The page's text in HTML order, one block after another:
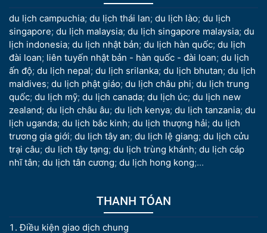
du lịch campuchia; du lịch thái lan; du lịch lào; du lịch
singapore; du lịch malaysia; du lịch singapore malaysia; du
lịch indonesia; du lịch nhật bản; du lịch hàn quốc; du lịch
đài loan; liên tuyến nhật bản - hàn quốc - đài loan; du lịch
ấn độ; du lịch nepal; du lịch srilanka; du lịch bhutan; du lịch
maldives; du lịch phật giáo; du lịch châu phi; du lịch trung
quốc; du lịch mỹ; du lịch canada; du lịch úc; du lịch new
zealand; du lịch châu âu; du lịch kenya; du lịch tanzania; du
lịch uganda; du lịch bắc kinh; du lịch thượng hải; du lịch
trương gia giới; du lịch tây an; du lịch lệ giang; du lịch cửu
trại câu; du lịch tây tạng; du lịch trùng khánh; du lịch cáp
nhĩ tân; du lịch tân cương; du lịch hong kong;...
THANH TÓAN
Điều kiện giao dịch chung